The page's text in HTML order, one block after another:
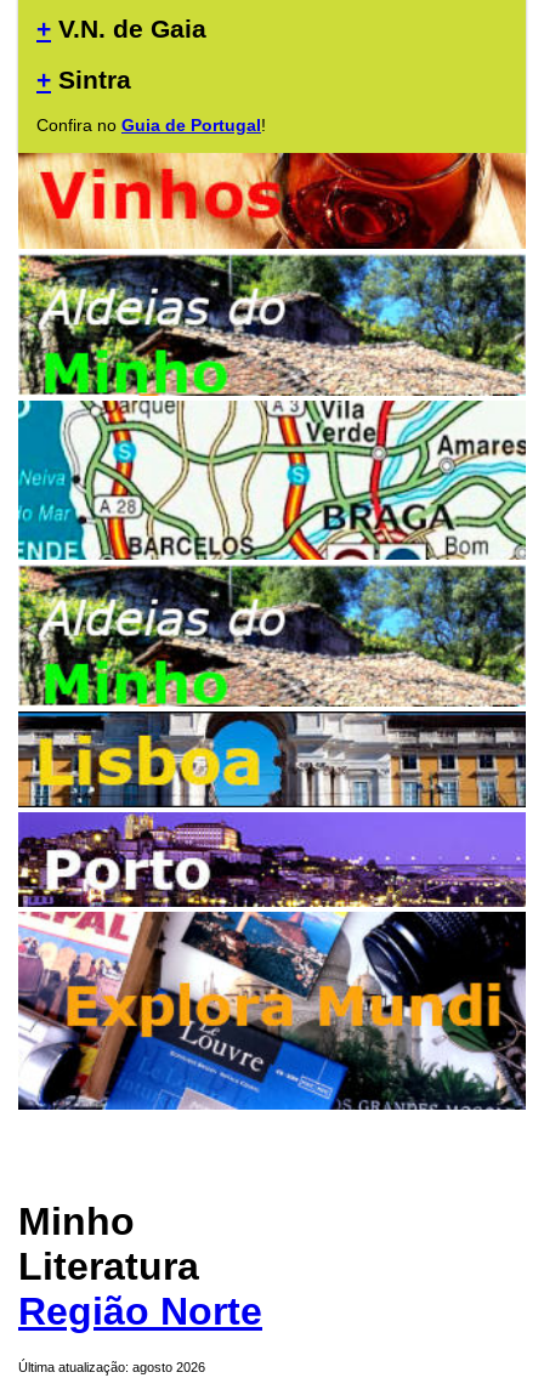
+ V.N. de Gaia
+ Sintra
Confira no Guia de Portugal!
Minho
Literatura
Região Norte
Última atualização: agosto 2026